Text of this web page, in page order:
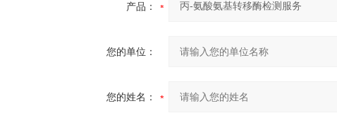
产品：
您的单位：
您的姓名：